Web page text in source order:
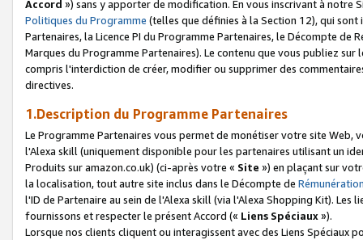
Accord ») sans y apporter de modification. En vous inscrivant à notre
Politiques du Programme (telles que définies à la Section 12), qui
Partenaires, la Licence PI du Programme Partenaires, le Décompte de
Marques du Programme Partenaires). Le contenu que vous publiez
compris l'interdiction de créer, modifier ou supprimer des
directives.
1.Description du Programme Partenaires
Le Programme Partenaires vous permet de monétiser votre site Web,
l'Alexa skill (uniquement disponible pour les partenaires utilisant un
Produits sur amazon.co.uk) (ci-après votre « Site ») en plaçant sur
la localisation, tout autre site inclus dans le Décompte de
l'ID de Partenaire au sein de l'Alexa skill (via l'Alexa Shopping Kit).
fournissons et respecter le présent Accord (« Liens Spéciaux»).
Lorsque nos clients cliquent ou interagissent avec des Liens Spéciaux